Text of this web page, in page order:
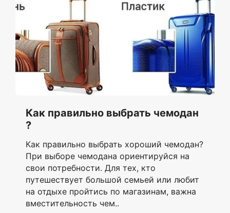
Как правильно выбрать чемодан
?
Как правильно выбрать хороший чемодан?
При выборе чемодана ориентируйся на
свои потребности. Для тех, кто
путешествует большой семьей или любит
на отдыхе пройтись по магазинам, важна
вместительность чем..